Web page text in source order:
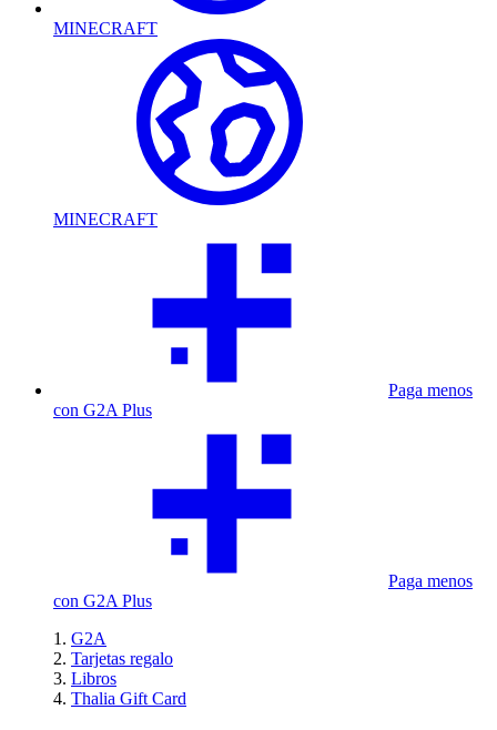
MINECRAFT
MINECRAFT
Paga menos
con G2A Plus
Paga menos
con G2A Plus
G2A
Tarjetas regalo
Libros
Thalia Gift Card